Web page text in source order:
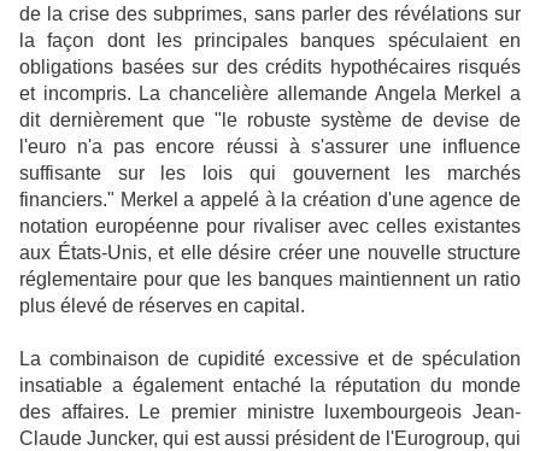
de la crise des subprimes, sans parler des révélations sur
la façon dont les principales banques spéculaient en
obligations basées sur des crédits hypothécaires risqués
et incompris. La chancelière allemande Angela Merkel a
dit dernièrement que "le robuste système de devise de
l'euro n'a pas encore réussi à s'assurer une influence
suffisante sur les lois qui gouvernent les marchés
financiers." Merkel a appelé à la création d'une agence de
notation européenne pour rivaliser avec celles existantes
aux États-Unis, et elle désire créer une nouvelle structure
réglementaire pour que les banques maintiennent un ratio
plus élevé de réserves en capital.
La combinaison de cupidité excessive et de spéculation
insatiable a également entaché la réputation du monde
des affaires. Le premier ministre luxembourgeois Jean-
Claude Juncker, qui est aussi président de l'Eurogroup, qui